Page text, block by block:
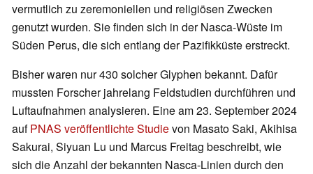
vermutlich zu zeremoniellen und religiösen Zwecken
genutzt wurden. Sie finden sich in der Nasca-Wüste im
Süden Perus, die sich entlang der Pazifikküste erstreckt.
Bisher waren nur 430 solcher Glyphen bekannt. Dafür
mussten Forscher jahrelang Feldstudien durchführen und
Luftaufnahmen analysieren. Eine am 23. September 2024
aufPNAS veröffentlichte Studievon Masato Saki, Akihisa
Sakurai, Siyuan Lu und Marcus Freitag beschreibt, wie
sich die Anzahl der bekannten Nasca-Linien durch den